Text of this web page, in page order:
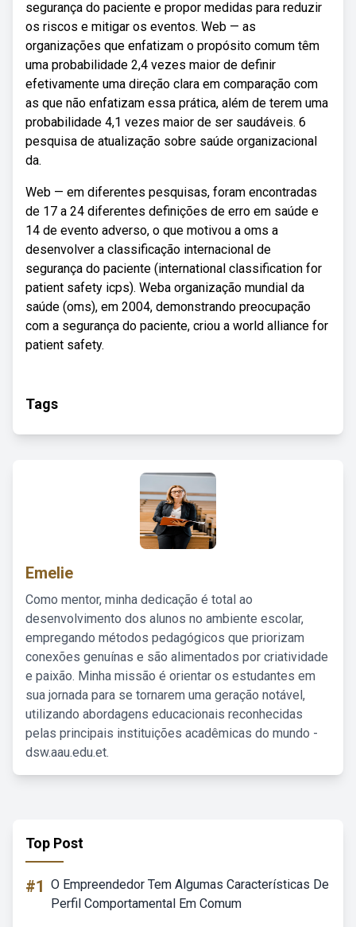
segurança do paciente e propor medidas para reduzir
os riscos e mitigar os eventos. Web — as
organizações que enfatizam o propósito comum têm
uma probabilidade 2,4 vezes maior de definir
efetivamente uma direção clara em comparação com
as que não enfatizam essa prática, além de terem uma
probabilidade 4,1 vezes maior de ser saudáveis. 6
pesquisa de atualização sobre saúde organizacional
da.
Web — em diferentes pesquisas, foram encontradas
de 17 a 24 diferentes definições de erro em saúde e
14 de evento adverso, o que motivou a oms a
desenvolver a classificação internacional de
segurança do paciente (international classification for
patient safety icps). Weba organização mundial da
saúde (oms), em 2004, demonstrando preocupação
com a segurança do paciente, criou a world alliance for
patient safety.
Tags
Emelie
Como mentor, minha dedicação é total ao
desenvolvimento dos alunos no ambiente escolar,
empregando métodos pedagógicos que priorizam
conexões genuínas e são alimentados por criatividade
e paixão. Minha missão é orientar os estudantes em
sua jornada para se tornarem uma geração notável,
utilizando abordagens educacionais reconhecidas
pelas principais instituições acadêmicas do mundo -
dsw.aau.edu.et.
Top Post
#1 O Empreendedor Tem Algumas Características De
Perfil Comportamental Em Comum